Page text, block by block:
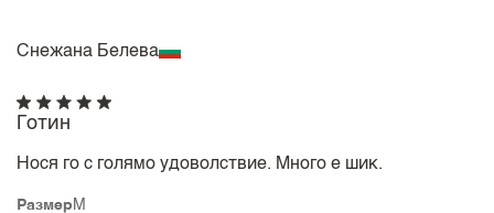
Снежана Белева
Размер M
Готин
Нося го с голямо удоволствие. Много е шик.